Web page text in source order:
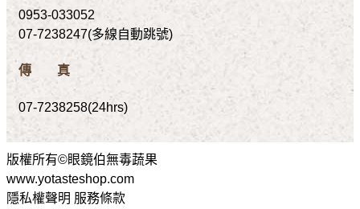
0953-033052
07-7238247(多線自動跳號)
傳 真
07-7238258(24hrs)
版權所有©眼鏡伯無毒蔬果
www.yotasteshop.com
隱私權聲明 服務條款